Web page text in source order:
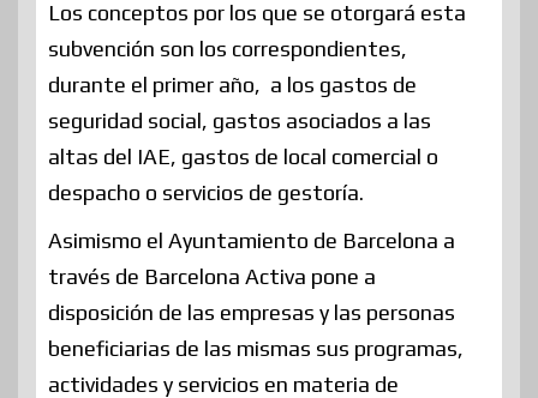
Los conceptos por los que se otorgará esta
subvención son los correspondientes,
durante el primer año, a los gastos de
seguridad social, gastos asociados a las
altas del IAE, gastos de local comercial o
despacho o servicios de gestoría.
Asimismo el Ayuntamiento de Barcelona a
través de Barcelona Activa pone a
disposición de las empresas y las personas
beneficiarias de las mismas sus programas,
actividades y servicios en materia de